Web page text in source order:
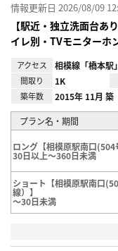
情報更新日 2026/08/09
【駅近・独立洗面台あ
イレ別・TVモニターホ
アクセス 相模線「橋本駅」
間取り 1K
築年数 2015年 11月 築
プラン名・期間
ロング【相模原駅南口(504
30日以上～360日未満
ショート【相模原駅南口
線）】
～30日未満